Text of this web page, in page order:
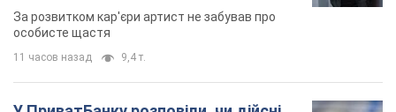
мають
За розвитком кар'єри артист не забував про
особисте щастя
11 часов назад 9,4 т.